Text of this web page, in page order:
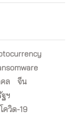
ล
จีน
ฐฯ
โควิด-19